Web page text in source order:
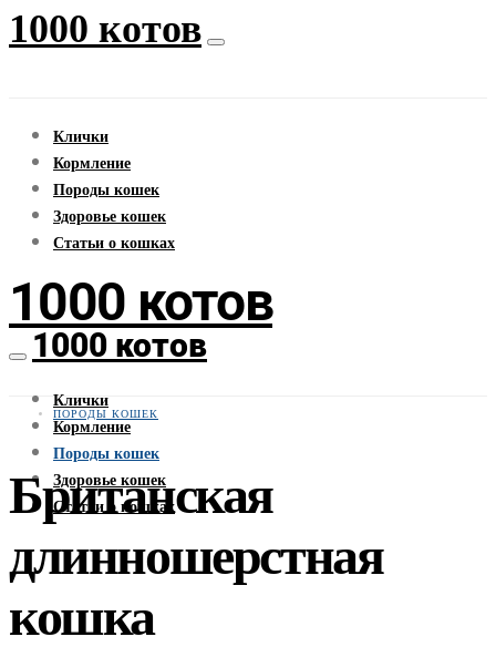
1000 котов
Клички
Кормление
Породы кошек
Здоровье кошек
Статьи о кошках
1000 котов
1000 котов
Клички
Кормление
Породы кошек
Здоровье кошек
Статьи о кошках
ПОРОДЫ КОШЕК
Британская
длинношерстная
кошка